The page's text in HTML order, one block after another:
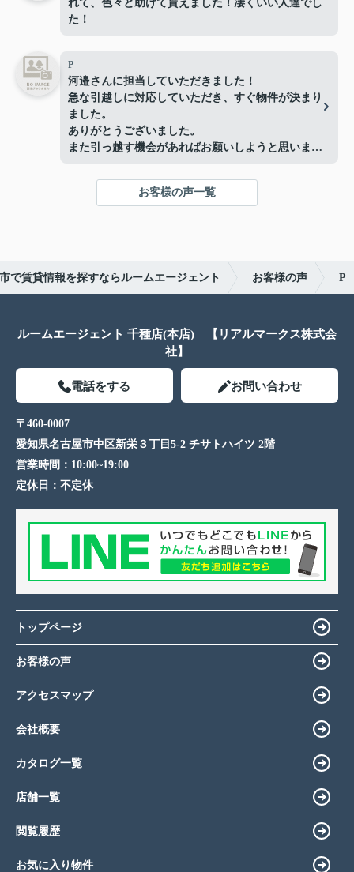
れて、色々と助けて貰えました！凄くいい人達でし
た！
P
河邉さんに担当していただきました！
急な引越しに対応していただき、すぐ物件が決まり
ました。
ありがとうございました。
また引っ越す機会があればお願いしようと思いま
お客様の声一覧
で賃貸情報を探すならルームエージェント お客様の声 P
ルームエージェント 千種店(本店) 【リアルマークス株式会
社】
電話をする お問い合わせ
〒460-0007
愛知県名古屋市中区新栄３丁目5-2 チサトハイツ 2階
営業時間： 10:00~19:00
定休日： 不定休
トップページ
お客様の声
アクセスマップ
会社概要
カタログ一覧
店舗一覧
閲覧履歴
お気に入り物件